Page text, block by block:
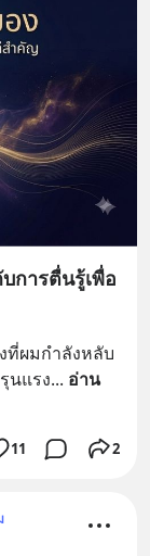
การตื่นรู้เพื่อ
ที่ผมกำลังหลับ
นแรง... อ่าน
11 2